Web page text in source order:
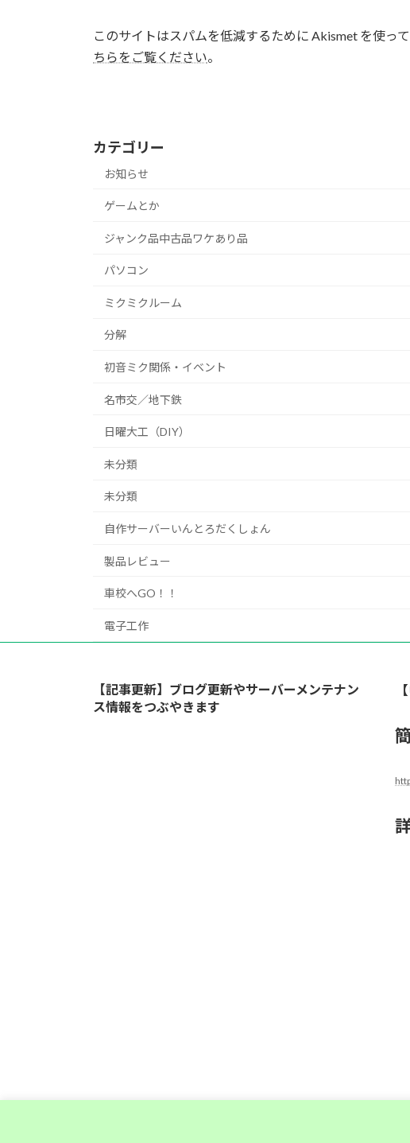
このサイトはスパムを低減するために Akismet を使って
ちらをご覧ください。
カテゴリー
お知らせ
ゲームとか
ジャンク品中古品ワケあり品
パソコン
ミクミクルーム
分解
初音ミク関係・イベント
名市交／地下鉄
日曜大工（DIY）
未分類
未分類
自作サーバーいんとろだくしょん
製品レビュー
車校へGO！！
電子工作
【記事更新】ブログ更新やサーバーメンテナン
ス情報をつぶやきます